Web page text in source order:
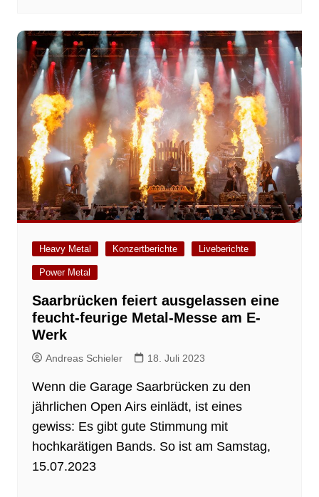
Heavy Metal Konzertberichte Liveberichte
Power Metal
Saarbrücken feiert ausgelassen eine
feucht-feurige Metal-Messe am E-
Werk
Andreas Schieler 18. Juli 2023
Wenn die Garage Saarbrücken zu den
jährlichen Open Airs einlädt, ist eines
gewiss: Es gibt gute Stimmung mit
hochkarätigen Bands. So ist am Samstag,
15.07.2023